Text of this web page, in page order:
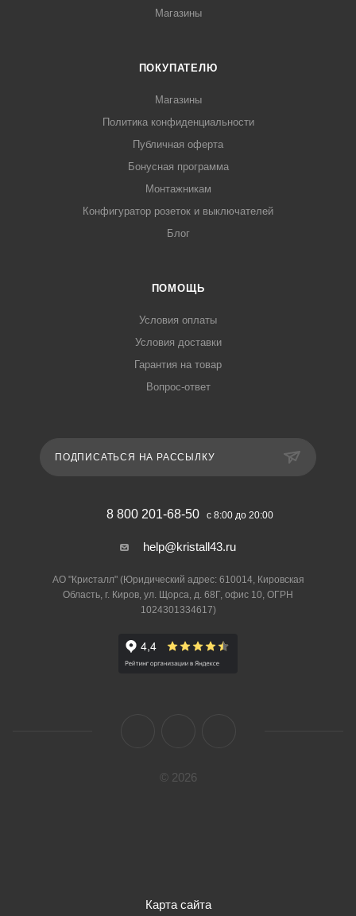
Магазины
ПОКУПАТЕЛЮ
Магазины
Политика конфиденциальности
Публичная оферта
Бонусная программа
Монтажникам
Конфигуратор розеток и выключателей
Блог
ПОМОЩЬ
Условия оплаты
Условия доставки
Гарантия на товар
Вопрос-ответ
ПОДПИСАТЬСЯ НА РАССЫЛКУ
8 800 201-68-50 с 8:00 до 20:00
help@kristall43.ru
АО "Кристалл" (Юридический адрес: 610014, Кировская
Область, г. Киров, ул. Щорса, д. 68Г, офис 10, ОГРН
1024301334617)
© 2026
Карта сайта